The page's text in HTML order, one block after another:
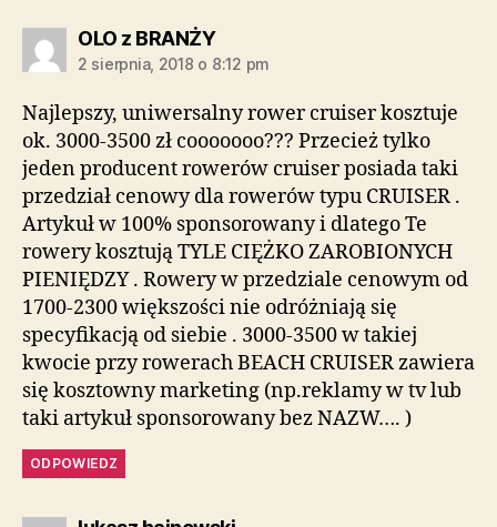
OLO z BRANŻYkomentarz:
2 sierpnia, 2018 o 8:12 pm
Najlepszy, uniwersalny rower cruiser kosztuje
ok. 3000-3500 zł cooooooo??? Przecież tylko
jeden producent rowerów cruiser posiada taki
przedział cenowy dla rowerów typu CRUISER .
Artykuł w 100% sponsorowany i dlatego Te
rowery kosztują TYLE CIĘŻKO ZAROBIONYCH
PIENIĘDZY . Rowery w przedziale cenowym od
1700-2300 większości nie odróżniają się
specyfikacją od siebie . 3000-3500 w takiej
kwocie przy rowerach BEACH CRUISER zawiera
się kosztowny marketing (np.reklamy w tv lub
taki artykuł sponsorowany bez NAZW…. )
ODPOWIEDZ